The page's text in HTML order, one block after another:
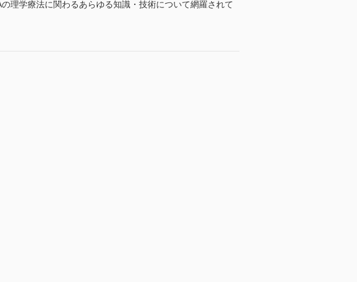
理学療法に関わるあらゆる知識・技術について網羅されて